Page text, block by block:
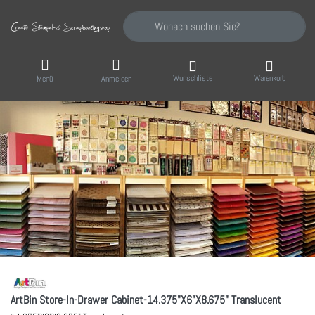
Geben Sie einen Suchbegriff ein. Während
Menü Anmelden Wunschliste Warenkorb
ArtBin Store-In-Drawer Cabinet-14.375"X6"X8.675" Translucent